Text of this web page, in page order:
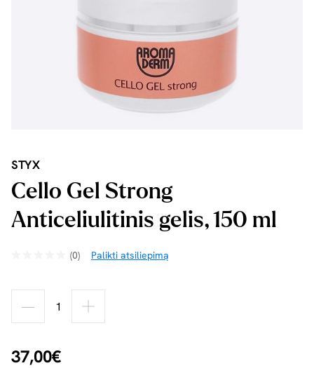
STYX
Cello Gel Strong
Anticeliulitinis gelis, 150 ml
(0) Palikti atsiliepimą
37,00€